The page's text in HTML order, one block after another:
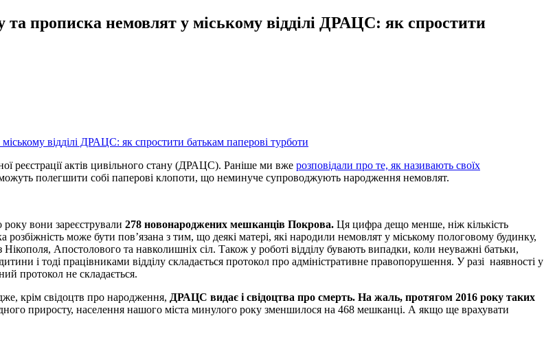
прописка немовлят у міському відділі ДРАЦС: як спростити
реєстрації актів цивільного стану (ДРАЦС). Раніше ми вже розповідали про те, як називають своїх
полегшити собі паперові клопоти, що неминуче супроводжують народження немовлят.
вони зареєстрували 278 новонароджених мешканців Покрова. Ця цифра дещо менше, ніж кількість
розбіжність може бути пов’язана з тим, що деякі матері, які народили немовлят у міському пологовому будинку,
Апостолового та навколишніх сіл. Також у роботі відділу бувають випадки, коли неуважні батьки,
і тоді працівниками відділу складається протокол про адміністративне правопорушення. У разі наявності у
протокол не складається.
крім свідоцтв про народження, ДРАЦС видає і свідоцтва про смерть. На жаль, протягом 2016 року таких
приросту, населення нашого міста минулого року зменшилося на 468 мешканці. А якщо ще врахувати